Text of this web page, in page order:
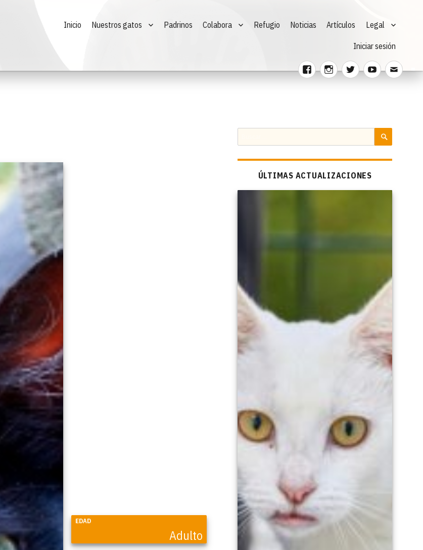
FacebookInstagram
TwitterYoutubeCorreo
Inicio Nuestros gatos Padrinos Colabora Refugio Noticias Artículos Legal
Iniciar sesión
EDAD
Adulto
por:
ÚLTIMAS ACTUALIZACIONES